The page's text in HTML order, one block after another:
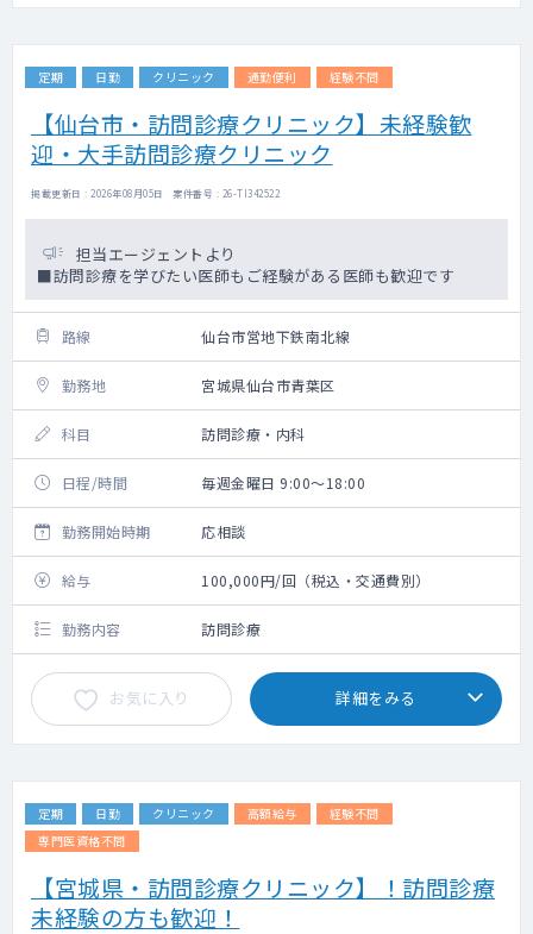
定期 日勤 クリニック 通勤便利 経験不問
【仙台市・訪問診療クリニック】未経験歓
迎・大手訪問診療クリニック
掲載更新日 : 2026年08月05日 案件番号 : 26-TI342522
担当エージェントより
■訪問診療を学びたい医師もご経験がある医師も歓迎です
路線 仙台市営地下鉄南北線
勤務地 宮城県仙台市青葉区
科目 訪問診療・内科
日程/時間 毎週金曜日 9:00～18:00
勤務開始時期 応相談
給与 100,000円/回（税込・交通費別）
勤務内容 訪問診療
お気に入り 詳細をみる
定期 日勤 クリニック 高額給与
経験不問
専門医資格不問
【宮城県・訪問診療クリニック】！訪問診療
未経験の方も歓迎！